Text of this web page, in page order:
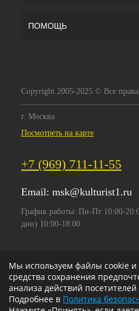
ПОМОЩЬ
Copyright 2005-2025 © Все
г. Москва
Посмотреть на карте
+7 (969) 711-11-55
Email: msk@kulturist1.ru
График работы: Пн-Пт 10:00-
дни) 10:00-18:00
Мы используем файлы cookie и
средства сохранения
анализа действий посетителей
Подробнее в Политика